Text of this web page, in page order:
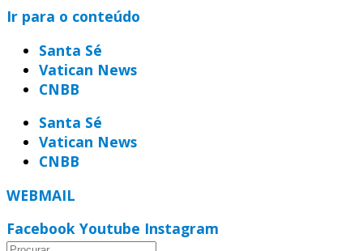
Ir para o conteúdo
Santa Sé
Vatican News
CNBB
Santa Sé
Vatican News
CNBB
WEBMAIL
Facebook Youtube Instagram